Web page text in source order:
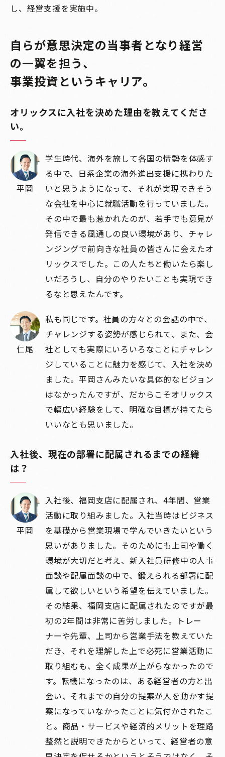
し、経営支援を実施中。
自らが意思決定の当事者となり経営
の一翼を担う、
事業投資というキャリア。
オリックスに入社を決めた理由を教えてくださ
い。
平岡
学生時代、海外を旅して各国の情勢を体感す
る中で、日系企業の海外進出支援に携わりた
いと思うようになって、それが実現できそう
な会社を中心に就職活動を行っていました。
その中で最も惹かれたのが、若手でも意見が
発信できる風通しの良い環境があり、チャレ
ンジングで前向きな社員の皆さんに会えたオ
リックスでした。この人たちと働いたら楽し
いだろうし、自分のやりたいことも実現でき
るなと思えたんです。
仁尾
私も同じです。社員の方々との会話の中で、
チャレンジする姿勢が感じられて、また、会
社としても実際にいろいろなことにチャレン
ジしていることに魅力を感じて、入社を決め
ました。平岡さんみたいな具体的なビジョン
はなかったんですが、だからこそオリックス
で幅広い経験をして、明確な目標が持てたら
いいなとも思いました。
入社後、現在の部署に配属されるまでの経緯
は？
平岡
入社後、福岡支店に配属され、4年間、営業
活動に取り組みました。入社当時はビジネス
を基礎から営業現場で学んでいきたいという
思いがありました。そのためにも上司や働く
環境が大切だと考え、新入社員研修中の人事
面談や配属面談の中で、鍛えられる部署に配
属して欲しいという希望を伝えていました。
その結果、福岡支店に配属されたのですが最
初の2年間は非常に苦労しました。トレー
ナーや先輩、上司から営業手法を教えていた
だき、それを理解した上で必死に営業活動に
取り組むも、全く成果が上がらなかったので
す。転機になったのは、ある経営者の方と出
会い、それまでの自分の提案が人を動かす提
案になっていなかったことに気付かされたこ
と。商品・サービスや経済的メリットを理路
整然と説明できたからといって、経営者の意